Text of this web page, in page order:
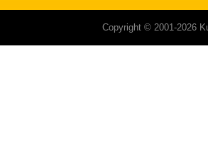
Copyright © 2001-2026